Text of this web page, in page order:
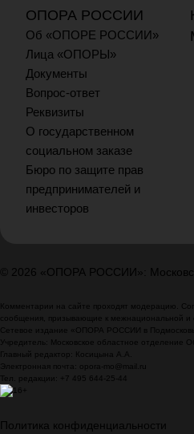
ОПОРА РОССИИ
Об «ОПОРЕ РОССИИ»
Лица «ОПОРЫ»
Документы
Вопрос-ответ
Реквизиты
О государственном
социальном заказе
Бюро по защите прав
предпринимателей и
инвесторов
© 2026 «ОПОРА РОССИИ»:
Комментарии на сайте проходят модерацию.
сообщения, призывающие к межнациональной и
Сетевое издание «ОПОРА РОССИИ в
Учредитель: Московское областное
Главный редактор: Косицына А.А.
Электронная почта: opora-mo@mail.ru
Тел. редакции: +7 495 644-25-44
Политика конфиденциальности